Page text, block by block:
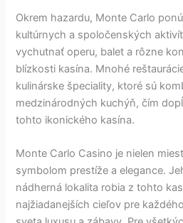
Okrem hazardu, Monte Carlo
kultúrnych a spoločenských
vychutnať operu, balet a rôzne
blízkosti kasína. Mnohé
kulinárske špeciality, ktoré sú
medzinárodných kuchýň, čím
tohto ikonického kasína.
Monte Carlo Casino je nielen
symbolom prestíže a elegance.
nádherná lokalita robia z tohto
najžiadanejších cieľov pre